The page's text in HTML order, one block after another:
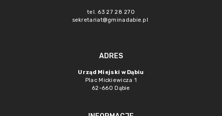
tel. 63 27 28 270
sekretariat@gminadabie.pl
ADRES
Urząd Miejski w Dąbiu
Plac Mickiewicza 1
62-660 Dąbie